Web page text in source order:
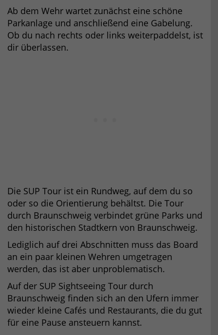
Ab dem Wehr wartet zunächst eine schöne
Parkanlage und anschließend eine Gabelung.
Ob du nach rechts oder links weiterpaddelst, ist
dir überlassen.
Die SUP Tour ist ein Rundweg, auf dem du so
oder so die Orientierung behältst. Die Tour
durch Braunschweig verbindet grüne Parks und
den historischen Stadtkern von Braunschweig.
Lediglich auf drei Abschnitten muss das Board
an ein paar kleinen Wehren umgetragen
werden, das ist aber unproblematisch.
Auf der SUP Sightseeing Tour durch
Braunschweig finden sich an den Ufern immer
wieder kleine Cafés und Restaurants, die du gut
für eine Pause ansteuern kannst.